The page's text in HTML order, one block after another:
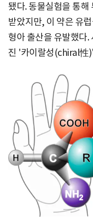
됐다. 동물실험을 통해
받았지만, 이 약은 유
형아 출산을 유발했다.
진 '카이랄성(chiral性